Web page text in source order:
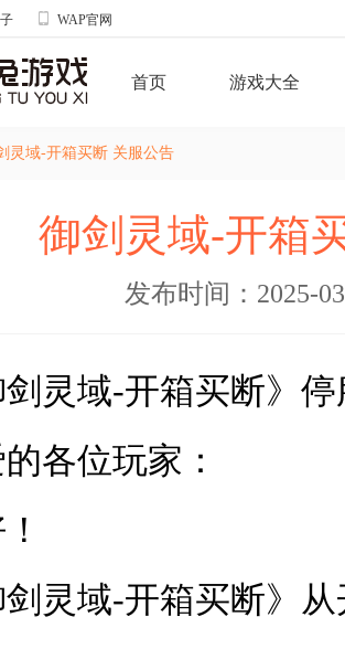
 WAP官网
首页 游戏大全
灵域-开箱买断 关服公告
御剑灵域-开箱
发布时间：2025-
剑灵域-开箱买断》
各位玩家：
剑灵域-开箱买断》